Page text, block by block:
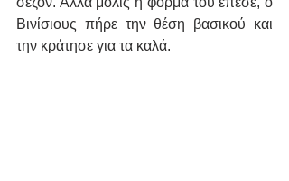
Βινίσιους πήρε την θέση βασικού και
την κράτησε για τα καλά.